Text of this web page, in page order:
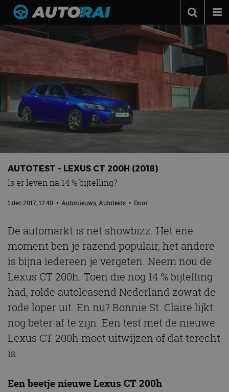
Autonieuws
Autotests
Automerken
Adverteren
Contact
MotorRAI.nl
AUTOTEST – LEXUS CT 200H (2018)
Is er leven na 14 % bijtelling?
1 dec 2017, 12:40 • Autonieuws,Autotests • Door
De automarkt is net showbizz. Het ene
moment ben je razend populair, het andere
is bijna iedereen je vergeten. Neem nou de
Lexus CT 200h. Toen die nog 14 % bijtelling
had, rolde autoleasend Nederland zowat de
rode loper uit. En nu? Bonnie St. Claire lijkt
nog beter af te zijn. Een test met de nieuwe
Lexus CT 200h moet uitwijzen of dat terecht
is.
Een beetje nieuwe Lexus CT 200h